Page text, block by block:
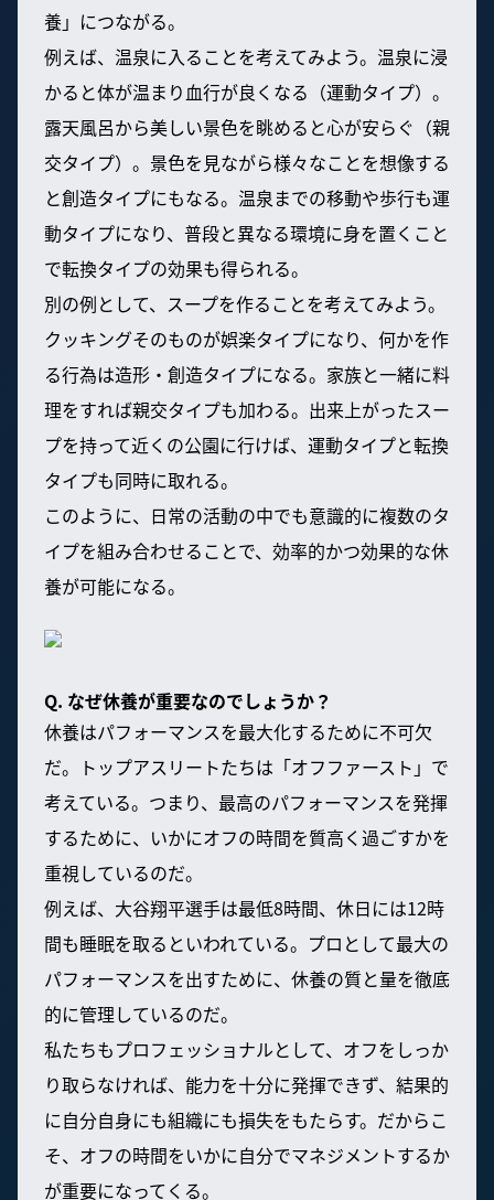
養」につながる。
例えば、温泉に入ることを考えてみよう。温泉に浸
かると体が温まり血行が良くなる（運動タイプ）。
露天風呂から美しい景色を眺めると心が安らぐ（親
交タイプ）。景色を見ながら様々なことを想像する
と創造タイプにもなる。温泉までの移動や歩行も運
動タイプになり、普段と異なる環境に身を置くこと
で転換タイプの効果も得られる。
別の例として、スープを作ることを考えてみよう。
クッキングそのものが娯楽タイプになり、何かを作
る行為は造形・創造タイプになる。家族と一緒に料
理をすれば親交タイプも加わる。出来上がったスー
プを持って近くの公園に行けば、運動タイプと転換
タイプも同時に取れる。
このように、日常の活動の中でも意識的に複数のタ
イプを組み合わせることで、効率的かつ効果的な休
養が可能になる。
Q. なぜ休養が重要なのでしょうか？
休養はパフォーマンスを最大化するために不可欠
だ。トップアスリートたちは「オフファースト」で
考えている。つまり、最高のパフォーマンスを発揮
するために、いかにオフの時間を質高く過ごすかを
重視しているのだ。
例えば、大谷翔平選手は最低8時間、休日には12時
間も睡眠を取るといわれている。プロとして最大の
パフォーマンスを出すために、休養の質と量を徹底
的に管理しているのだ。
私たちもプロフェッショナルとして、オフをしっか
り取らなければ、能力を十分に発揮できず、結果的
に自分自身にも組織にも損失をもたらす。だからこ
そ、オフの時間をいかに自分でマネジメントするか
が重要になってくる。